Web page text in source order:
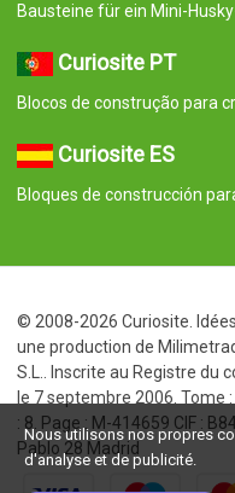
Bausteine für ein Mini-
Curiosite PT
Blocos de construção para
Curiosite ES
Bloques de construcción
© 2008-2026 Curiosite.
une production de
S.L.. Inscrite au Registre du
le 7 septembre 2006. Tome
: 8. Page : M-414659 CIF :
Pablo 28 Madrid
Nous utilisons nos propres
d'analyse et de publicité.